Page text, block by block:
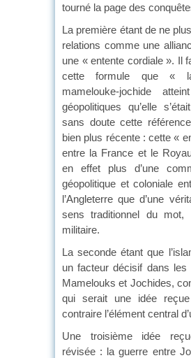
tourné la page des
La première étant de ne
relations comme une
une « entente cordiale ». Il
cette formule que « la
mamelouke-jochide
géopolitiques qu’elle
sans doute cette
bien plus récente : cette «
entre la France et le
en effet plus d’une
géopolitique et coloniale
l’Angleterre que d’une
sens traditionnel du mot,
militaire.
La seconde étant que
un facteur décisif dans les
Mamelouks et Jochides,
qui serait une idée
contraire l’élément central
Une troisième idée
révisée : la guerre entre